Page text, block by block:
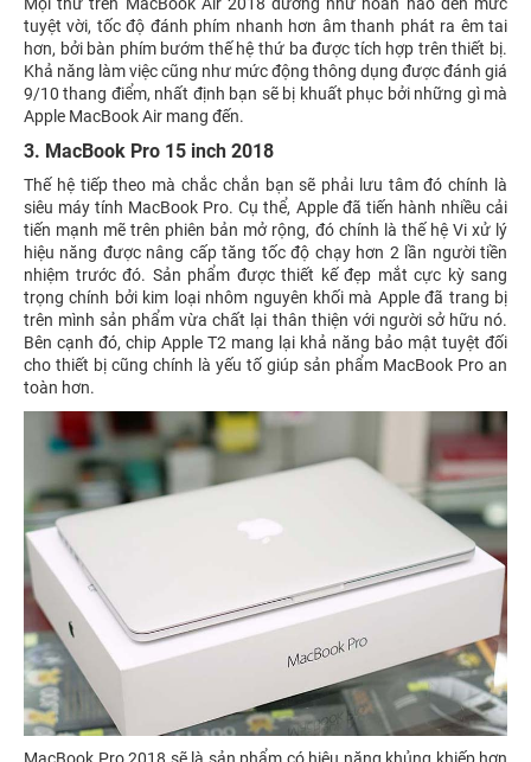
tuyệt vời, tốc độ đánh phím nhanh hơn âm thanh phát ra êm tai
hơn, bởi bàn phím bướm thế hệ thứ ba được tích hợp trên thiết bị.
Khả năng làm việc cũng như mức động thông dụng được đánh giá
9/10 thang điểm, nhất định bạn sẽ bị khuất phục bởi những gì mà
Apple MacBook Air mang đến.
3. MacBook Pro 15 inch 2018
Thế hệ tiếp theo mà chắc chắn bạn sẽ phải lưu tâm đó chính là
siêu máy tính MacBook Pro. Cụ thể, Apple đã tiến hành nhiều cải
tiến mạnh mẽ trên phiên bản mở rộng, đó chính là thế hệ Vi xử lý
hiệu năng được nâng cấp tăng tốc độ chạy hơn 2 lần người tiền
nhiệm trước đó. Sản phẩm được thiết kế đẹp mắt cực kỳ sang
trọng chính bởi kim loại nhôm nguyên khối mà Apple đã trang bị
trên mình sản phẩm vừa chất lại thân thiện với người sở hữu nó.
Bên cạnh đó, chip Apple T2 mang lại khả năng bảo mật tuyệt đối
cho thiết bị cũng chính là yếu tố giúp sản phẩm MacBook Pro an
toàn hơn.